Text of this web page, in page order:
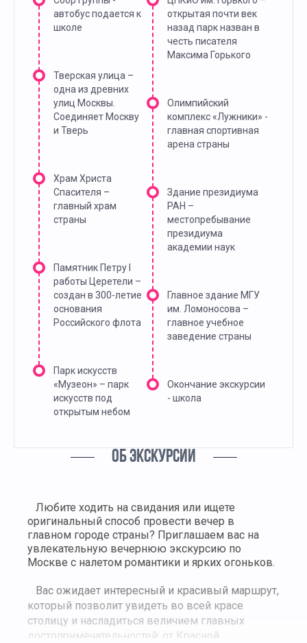
автобус подается к
школе
Тверская улица –
одна из древних
улиц Москвы.
Соединяет Москву
и Тверь
Храм Христа
Спасителя –
главный храм
страны
Памятник Петру I
работы Церетели –
создан в 300-летие
основания
Российского флота
Парк искусств
«Музеон» – парк
искусств под
открытым небом
открытая почти век
назад парк назван в
честь писателя
Максима Горького
Олимпийский
комплекс «Лужники» -
главная спортивная
арена страны
Здание президиума
РАН –
местопребывание
президиума
академии наук
Главное здание МГУ
им. Ломоносова –
главное учебное
заведение страны
Окончание экскурсии
- школа
ОБ ЭКСКУРСИИ
Любите ходить на свидания или ищете
оригинальный способ провести вечер в
главном городе страны? Приглашаем вас на
увлекательную вечернюю экскурсию по
Москве с налетом романтики и ярких огоньков.
Вас ожидает интересный и красивый маршрут,
который позволит увидеть во всей красе
столицу и насладиться величием главных
достопримечательностей: от Красной